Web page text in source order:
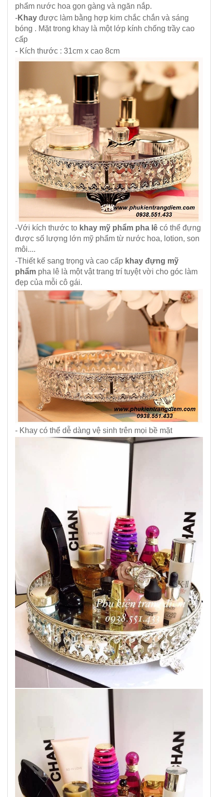
phẩm nước hoa gọn gàng và ngăn nắp.
-Khay được làm bằng hợp kim chắc chắn và sáng
bóng . Mặt trong khay là một lớp kính chống trầy cao
cấp
- Kích thước : 31cm x cao 8cm
-Với kích thước to khay mỹ phẩm pha lê có thể đựng
được số lượng lớn mỹ phẩm từ nước hoa, lotion, son
môi....
-Thiết kế sang trọng và cao cấp khay đựng mỹ
phẩm pha lê là một vật trang trí tuyệt vời cho góc làm
đẹp của mỗi cô gái.
- Khay có thể dễ dàng vệ sinh trên mọi bề mặt